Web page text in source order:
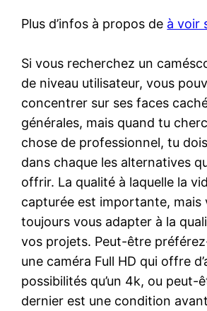
Plus d’infos à propos de à voir
Si vous recherchez un
de niveau utilisateur, vous
concentrer sur ses faces
générales, mais quand tu
chose de professionnel, tu
dans chaque les alternatives
offrir. La qualité à laquelle la
capturée est importante, mais
toujours vous adapter à la
vos projets. Peut-être
une caméra Full HD qui offre
possibilités qu’un 4k, ou peut-
dernier est une condition